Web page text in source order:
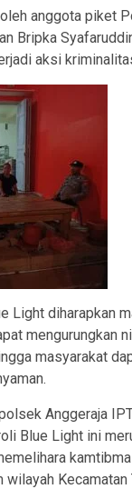
anggota piket
Bripka
aksi
Light diharapkan
mengurungkan
masyarakat
Anggeraja
Blue Light ini
Kecamatan